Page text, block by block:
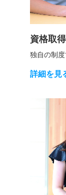
資格取
独自の制
詳細を見